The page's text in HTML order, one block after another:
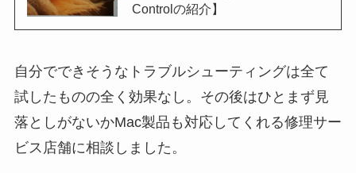
Controlの紹介】
自分でできそうなトラブルシューティングは全て
試したものの全く効果なし。その後はひとまず見
落としがないかMac製品も対応してくれる修理サー
ビス店舗に相談しました。